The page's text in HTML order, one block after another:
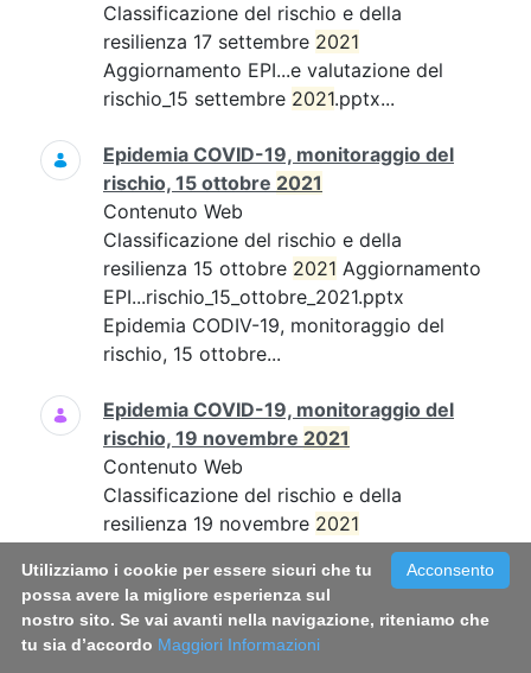
Classificazione del rischio e della
resilienza 17 settembre 2021
Aggiornamento EPI...e valutazione del
rischio_15 settembre 2021.pptx...
Epidemia COVID-19, monitoraggio del
rischio, 15 ottobre 2021
Contenuto Web
Classificazione del rischio e della
resilienza 15 ottobre 2021 Aggiornamento
EPI...rischio_15_ottobre_2021.pptx
Epidemia CODIV-19, monitoraggio del
rischio, 15 ottobre...
Epidemia COVID-19, monitoraggio del
rischio, 19 novembre 2021
Contenuto Web
Classificazione del rischio e della
resilienza 19 novembre 2021
Aggiornamento EPI...19_novembre_21.pdf
Epidemia COVID-19, monitoraggio del
rischio, 19 novembre...
Acconsento
Utilizziamo i cookie per essere sicuri che tu
possa avere la migliore esperienza sul
nostro sito. Se vai avanti nella navigazione, riteniamo che
tu sia d’accordo Maggiori Informazioni